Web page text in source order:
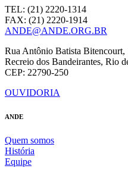
TEL: (21) 2220-1314
FAX: (21) 2220-1914
ANDE@ANDE.ORG.BR
Rua Antônio Batista Bitencourt,
Recreio dos Bandeirantes, Rio
CEP: 22790-250
OUVIDORIA
ANDE
Quem somos
História
Equipe